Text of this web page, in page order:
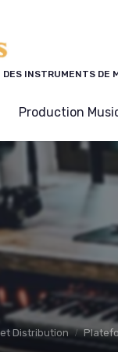
INSTRUMENTS DE
Production
Distribution